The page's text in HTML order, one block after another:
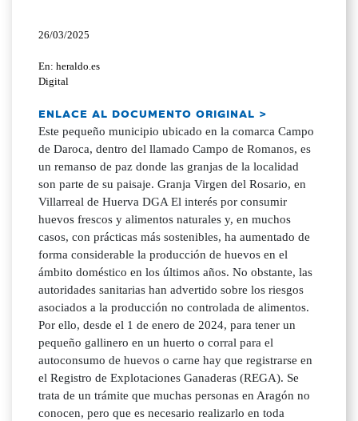
26/03/2025
En: heraldo.es
Digital
ENLACE AL DOCUMENTO ORIGINAL >
Este pequeño municipio ubicado en la comarca Campo
de Daroca, dentro del llamado Campo de Romanos, es
un remanso de paz donde las granjas de la localidad
son parte de su paisaje. Granja Virgen del Rosario, en
Villarreal de Huerva DGA El interés por consumir
huevos frescos y alimentos naturales y, en muchos
casos, con prácticas más sostenibles, ha aumentado de
forma considerable la producción de huevos en el
ámbito doméstico en los últimos años. No obstante, las
autoridades sanitarias han advertido sobre los riesgos
asociados a la producción no controlada de alimentos.
Por ello, desde el 1 de enero de 2024, para tener un
pequeño gallinero en un huerto o corral para el
autoconsumo de huevos o carne hay que registrarse en
el Registro de Explotaciones Ganaderas (REGA). Se
trata de un trámite que muchas personas en Aragón no
conocen, pero que es necesario realizarlo en toda